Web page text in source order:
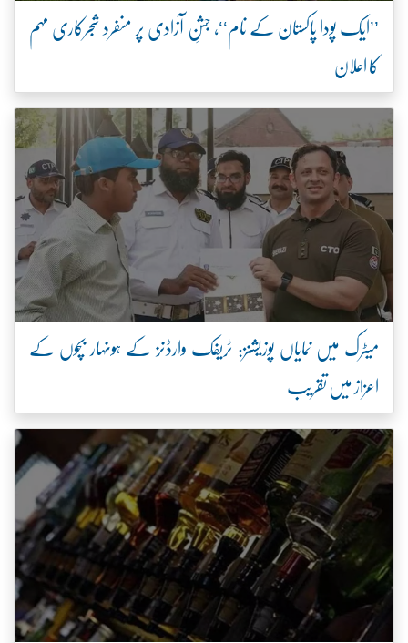
’’ایک پودا پاکستان کے نام‘‘، جشنِ آزادی پر منفرد شجرکاری مہم
کا اعلان
میٹرک میں نمایاں پوزیشنز: ٹریفک وارڈنز کے ہونہار بچوں کے
اعزاز میں تقریب